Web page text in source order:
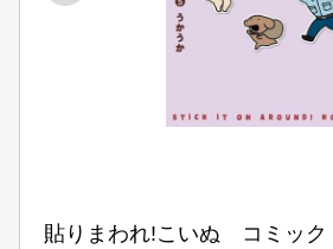
貼りまわれ!こいぬ　コミック